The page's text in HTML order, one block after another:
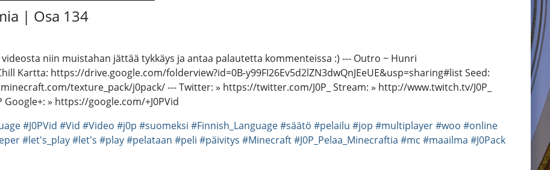
| Osa 134
niin muistahan jättää tykkäys ja antaa palautetta kommenteissa :) --- Outro ~ Hunri
https://drive.google.com/folderview?id=0B-y99FI26Ev5d2lZN3dwQnJEeUE&usp=sharing#list Seed:
texture_pack/j0pack/ --- Twitter: » https://twitter.com/J0P_ Stream: » http://www.twitch.tv/J0P_
» https://google.com/+J0PVid
#J0PVid #Vid #Video #j0p #suomeksi #Finnish_Language#säätö #pelailu #jop #multiplayer#woo #online
#let's_play#let's #play#pelataan #peli #päivitys #Minecraft#J0P_Pelaa_Minecraftia #mc #maailma #J0Pack